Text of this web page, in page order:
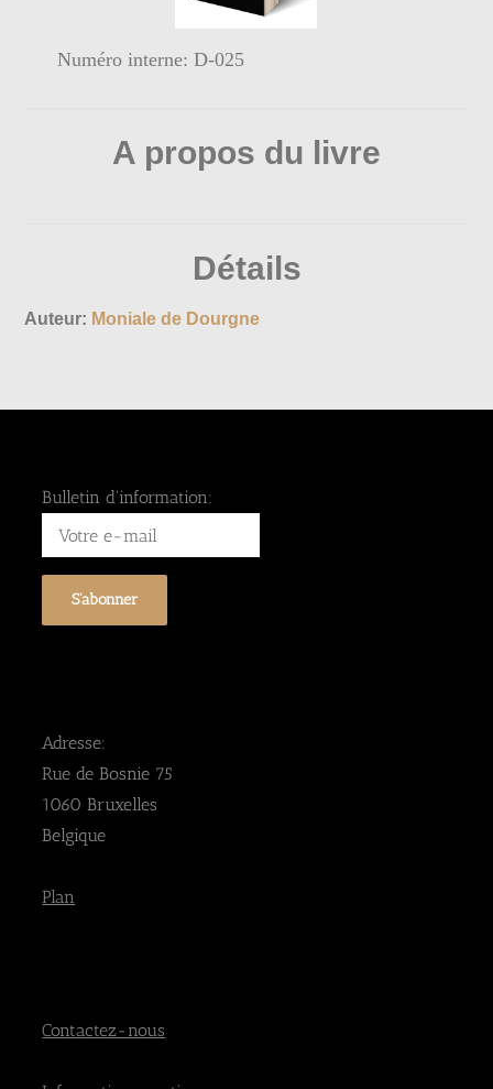
Numéro interne: D-025
A propos du livre
Détails
Auteur: Moniale de Dourgne
Bulletin d'information:
Adresse:
Rue de Bosnie 75
1060 Bruxelles
Belgique
Plan
Contactez-nous